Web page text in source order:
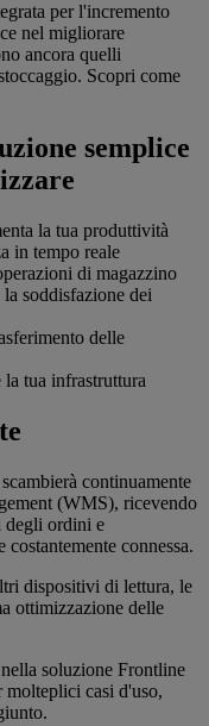
per l'incremento
nel migliorare
ancora quelli
Scopri come
semplice
la tua produttività
in tempo reale
di magazzino
soddisfazione dei
delle
tua infrastruttura
continuamente
(WMS), ricevendo
degli ordini e
connessa.
dispositivi di lettura, le
ottimizzazione delle
soluzione Frontline
casi d'uso,